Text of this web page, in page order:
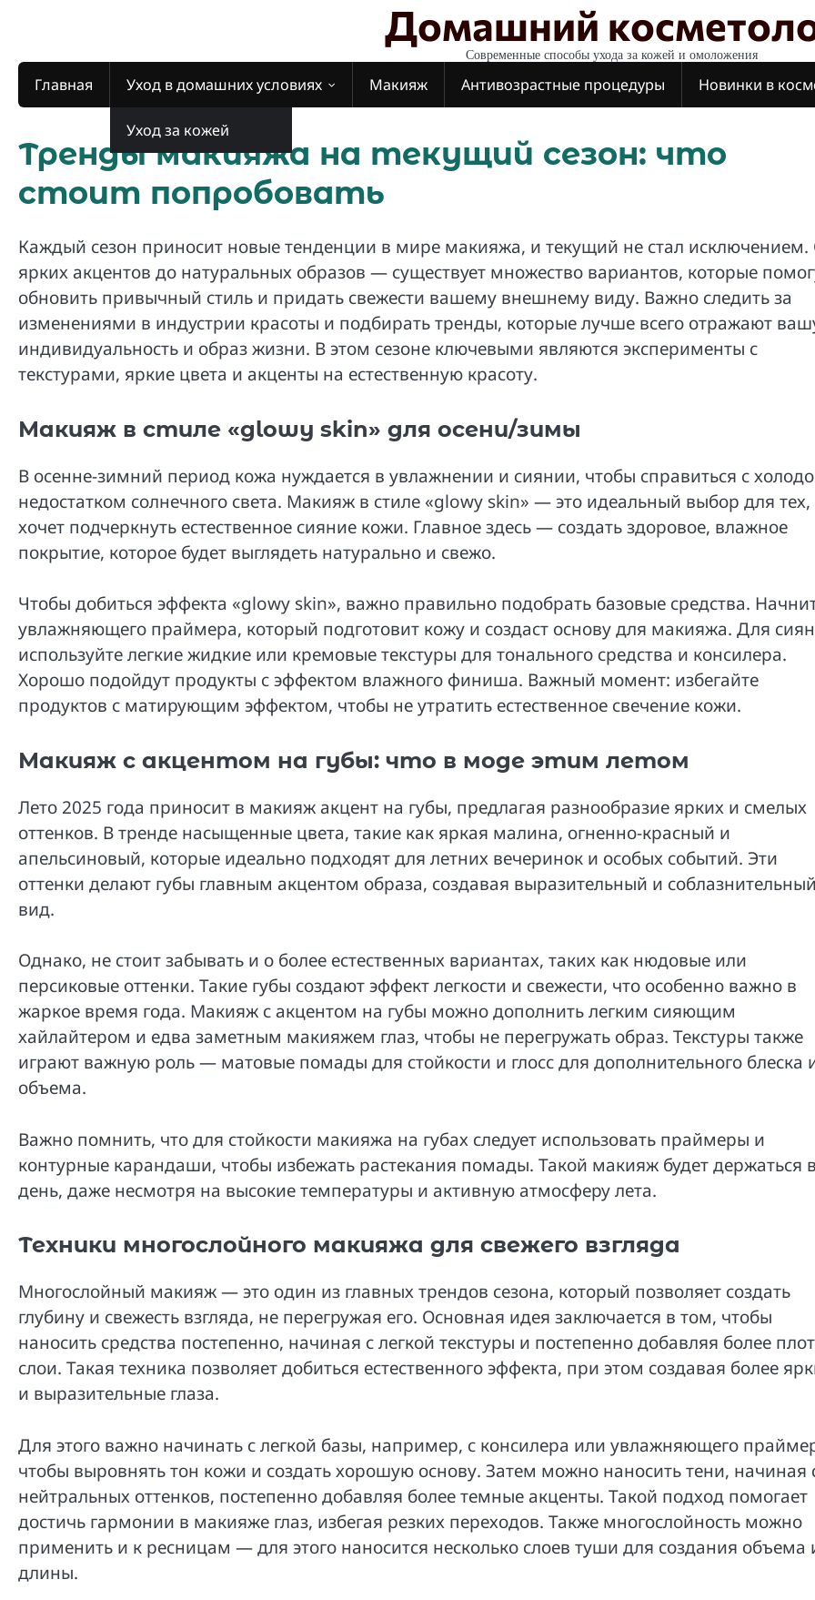
Домашний
Современные способы ухода за кожей и омоложения
Главная Уход в домашних условиях
Уход за кожей
Макияж Антивозрастные процедуры Новинки в
Тренды макияжа на текущий сезон: что
стоит попробовать
Каждый сезон приносит новые тенденции в мире макияжа, и текущий не стал исключением.
ярких акцентов до натуральных образов — существует множество вариантов, которые
обновить привычный стиль и придать свежести вашему внешнему виду. Важно следить за
изменениями в индустрии красоты и подбирать тренды, которые лучше всего отражают
индивидуальность и образ жизни. В этом сезоне ключевыми являются эксперименты с
текстурами, яркие цвета и акценты на естественную красоту.
Макияж в стиле «glowy skin» для осени/зимы
В осенне-зимний период кожа нуждается в увлажнении и сиянии, чтобы справиться с
недостатком солнечного света. Макияж в стиле «glowy skin» — это идеальный выбор для тех,
хочет подчеркнуть естественное сияние кожи. Главное здесь — создать здоровое, влажное
покрытие, которое будет выглядеть натурально и свежо.
Чтобы добиться эффекта «glowy skin», важно правильно подобрать базовые средства.
увлажняющего праймера, который подготовит кожу и создаст основу для макияжа. Для
используйте легкие жидкие или кремовые текстуры для тонального средства и консилера.
Хорошо подойдут продукты с эффектом влажного финиша. Важный момент: избегайте
продуктов с матирующим эффектом, чтобы не утратить естественное свечение кожи.
Макияж с акцентом на губы: что в моде этим летом
Лето 2025 года приносит в макияж акцент на губы, предлагая разнообразие ярких и смелых
оттенков. В тренде насыщенные цвета, такие как яркая малина, огненно-красный и
апельсиновый, которые идеально подходят для летних вечеринок и особых событий. Эти
оттенки делают губы главным акцентом образа, создавая выразительный и соблазнительный
вид.
Однако, не стоит забывать и о более естественных вариантах, таких как нюдовые или
персиковые оттенки. Такие губы создают эффект легкости и свежести, что особенно важно в
жаркое время года. Макияж с акцентом на губы можно дополнить легким сияющим
хайлайтером и едва заметным макияжем глаз, чтобы не перегружать образ. Текстуры также
играют важную роль — матовые помады для стойкости и глосс для дополнительного блеска
объема.
Важно помнить, что для стойкости макияжа на губах следует использовать праймеры и
контурные карандаши, чтобы избежать растекания помады. Такой макияж будет держаться
день, даже несмотря на высокие температуры и активную атмосферу лета.
Техники многослойного макияжа для свежего взгляда
Многослойный макияж — это один из главных трендов сезона, который позволяет создать
глубину и свежесть взгляда, не перегружая его. Основная идея заключается в том, чтобы
наносить средства постепенно, начиная с легкой текстуры и постепенно добавляя более
слои. Такая техника позволяет добиться естественного эффекта, при этом создавая более
и выразительные глаза.
Для этого важно начинать с легкой базы, например, с консилера или увлажняющего
чтобы выровнять тон кожи и создать хорошую основу. Затем можно наносить тени, начиная
нейтральных оттенков, постепенно добавляя более темные акценты. Такой подход помогает
достичь гармонии в макияже глаз, избегая резких переходов. Также многослойность можно
применить и к ресницам — для этого наносится несколько слоев туши для создания объема
длины.